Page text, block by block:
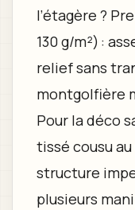
l’étagère ?
130 g/m²) :
relief sans
montgolfière
Pour la déco
tissé cousu
structure
plusieurs